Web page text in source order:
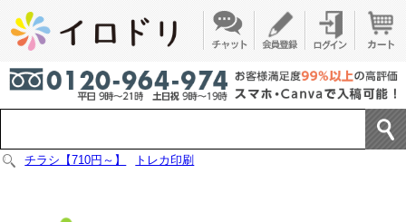
チラシ【710円～】 トレカ印刷